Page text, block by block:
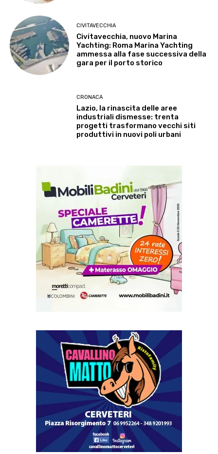
CIVITAVECCHIA
Civitavecchia, nuovo Marina
Yachting: Roma Marina Yachting
ammessa alla fase successiva della
gara per il porto storico
CRONACA
Lazio, la rinascita delle aree
industriali dismesse: trenta
progetti trasformano vecchi siti
produttivi in nuovi poli urbani